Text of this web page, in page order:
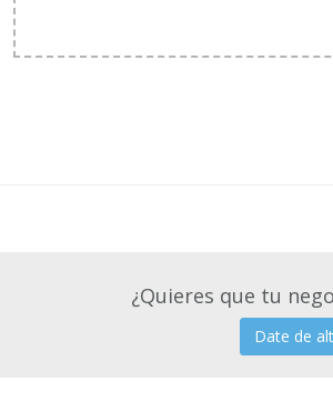
¿Quieres que tu
Date de